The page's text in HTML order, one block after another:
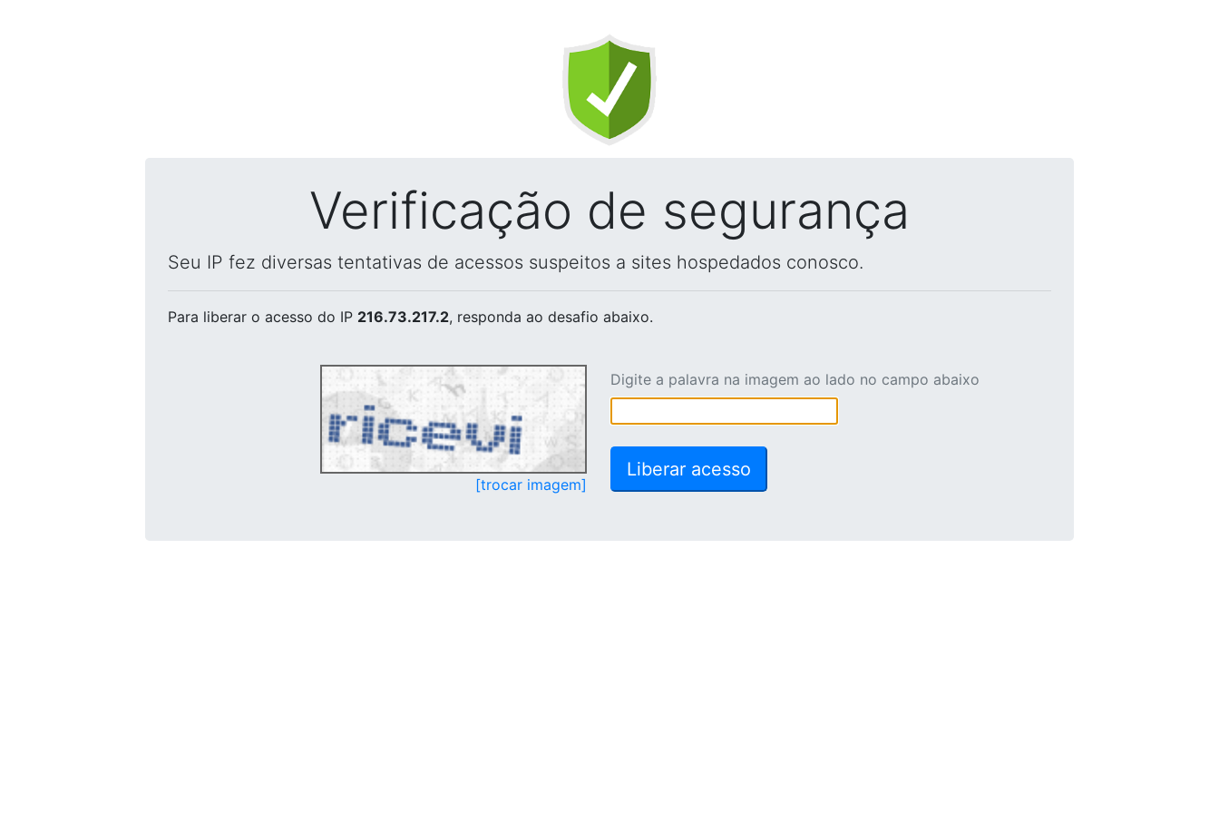
Verificação de segurança
Seu IP fez diversas tentativas de acessos suspeitos a sites hospedados conosco.
Para liberar o acesso do IP 216.73.217.2, responda ao desafio abaixo.
[trocar imagem]
Digite a palavra na imagem ao lado no campo abaixo